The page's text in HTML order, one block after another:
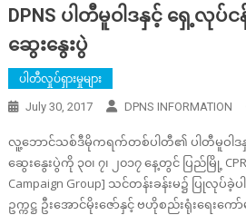
DPNS ပါတီမူဝါဒနှင့် ရှေ့လုပ်
ဆွေးနွေးပွဲ
ပါတီလှုပ်ရှားမှုများ
July 30, 2017 DPNS INFORMATION
လူ့ဘောင်သစ်ဒီမိုကရက်တစ်ပါတီ၏ ပါတီမူဝါဒ
ဆွေးနွေးပွဲကို ၃၀၊ ၇၊ ၂၀၁၇ နေ့တွင် ပြည်မြို့
Campaign Group] သင်တန်းခန်းမ၌ ပြုလုပ်
ဥက္ကဋ္ဌ ဦးအောင်မိုးဇော်နှင့် ဗဟိုစည်းရုံးရေးကေ